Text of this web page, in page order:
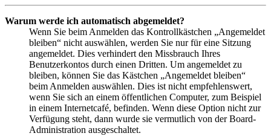
Warum werde ich automatisch abgemeldet?
Wenn Sie beim Anmelden das Kontrollkästchen „Angemeldet
bleiben“ nicht auswählen, werden Sie nur für eine Sitzung
angemeldet. Dies verhindert den Missbrauch Ihres
Benutzerkontos durch einen Dritten. Um angemeldet zu
bleiben, können Sie das Kästchen „Angemeldet bleiben“
beim Anmelden auswählen. Dies ist nicht empfehlenswert,
wenn Sie sich an einem öffentlichen Computer, zum Beispiel
in einem Internetcafé, befinden. Wenn diese Option nicht zur
Verfügung steht, dann wurde sie vermutlich von der Board-
Administration ausgeschaltet.